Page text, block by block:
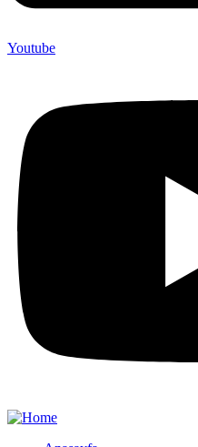
Youtube